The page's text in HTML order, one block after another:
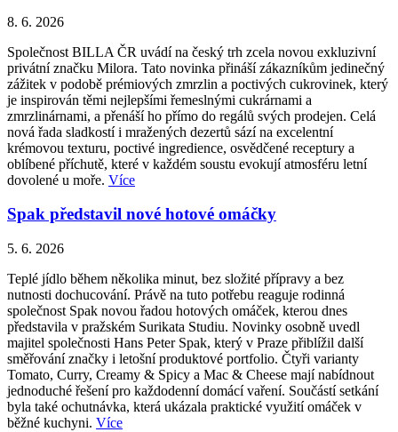
8. 6. 2026
Společnost BILLA ČR uvádí na český trh zcela novou exkluzivní
privátní značku Milora. Tato novinka přináší zákazníkům jedinečný
zážitek v podobě prémiových zmrzlin a poctivých cukrovinek, který
je inspirován těmi nejlepšími řemeslnými cukrárnami a
zmrzlinárnami, a přenáší ho přímo do regálů svých prodejen. Celá
nová řada sladkostí i mražených dezertů sází na excelentní
krémovou texturu, poctivé ingredience, osvědčené receptury a
oblíbené příchutě, které v každém soustu evokují atmosféru letní
dovolené u moře. Více
Spak představil nové hotové omáčky
5. 6. 2026
Teplé jídlo během několika minut, bez složité přípravy a bez
nutnosti dochucování. Právě na tuto potřebu reaguje rodinná
společnost Spak novou řadou hotových omáček, kterou dnes
představila v pražském Surikata Studiu. Novinky osobně uvedl
majitel společnosti Hans Peter Spak, který v Praze přiblížil další
směřování značky i letošní produktové portfolio. Čtyři varianty
Tomato, Curry, Creamy & Spicy a Mac & Cheese mají nabídnout
jednoduché řešení pro každodenní domácí vaření. Součástí setkání
byla také ochutnávka, která ukázala praktické využití omáček v
běžné kuchyni. Více